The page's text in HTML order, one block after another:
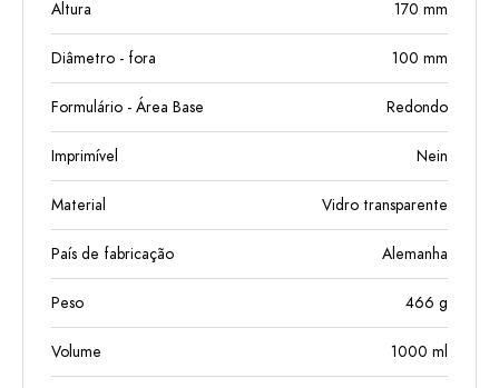
Altura 170 mm
Diâmetro - fora 100 mm
Formulário - Área Base Redondo
Imprimível Nein
Material Vidro transparente
País de fabricação Alemanha
Peso 466 g
Volume 1000 ml